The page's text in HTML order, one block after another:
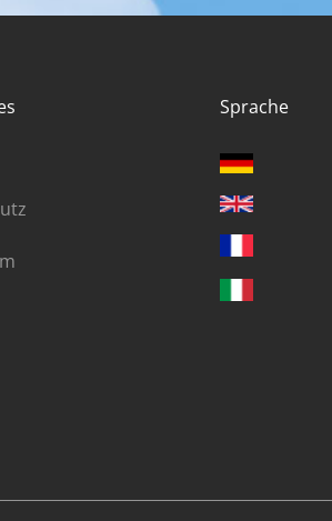
Sprache